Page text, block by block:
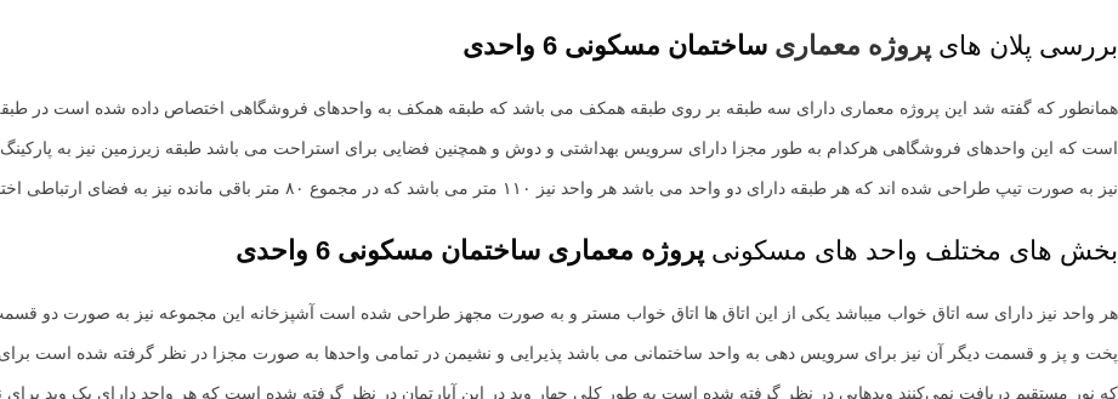
بررسی پلان های پروژه معماری ساختمان مسکونی 6 واحدی
همانطور که گفته شد این پروژه معماری دارای سه طبقه بر روی طبقه همکف می باشد که طبقه همکف به واحدهای فروشگاهی اختصاص داده شده است در
است که این واحدهای فروشگاهی هرکدام به طور مجزا دارای سرویس بهداشتی و دوش و همچنین فضایی برای استراحت می باشد طبقه زیرزمین نیز به
نیز به صورت تیپ طراحی شده اند که هر طبقه دارای دو واحد می باشد هر واحد نیز ۱۱۰ متر می باشد که در مجموع ۸۰ متر باقی مانده نیز به فضای ارتباطی اختصاص داده شده است
بخش های مختلف واحد های مسکونی پروژه معماری ساختمان مسکونی 6 واحدی
هر واحد نیز دارای سه اتاق خواب میباشد یکی از این اتاق ها اتاق خواب مستر و به صورت مجهز طراحی شده است آشپزخانه این مجموعه نیز به صورت
پخت و پز و قسمت دیگر آن نیز برای سرویس دهی به واحد ساختمانی می باشد پذیرایی و نشیمن در تمامی واحدها به صورت مجزا در نظر گرفته شده است برای
که نور مستقیم دریافت نمی‌کنند ویدهایی در نظر گرفته شده است به طور کلی چهار وید در این آپارتمان در نظر گرفته شده است که هر واحد دارای یک وید